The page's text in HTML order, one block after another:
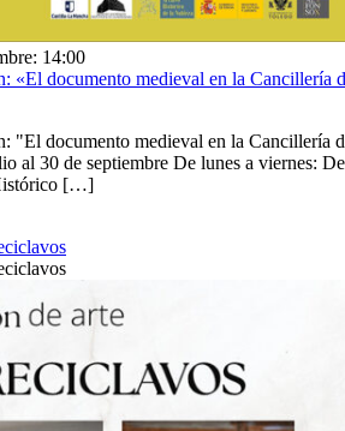
14:00
«El documento medieval en la Cancillería
"El documento medieval en la Cancillería
al 30 de septiembre De lunes a viernes: De
[…]